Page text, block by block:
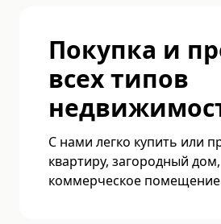
Покупка и
всех типов
С нами легко купить или
квартиру, загородный дом,
коммерческое